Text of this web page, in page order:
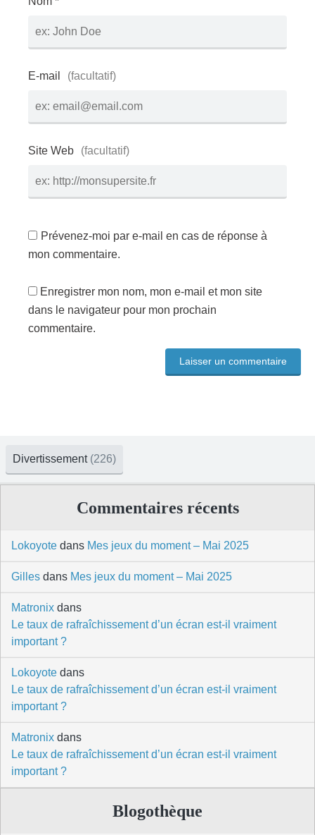
E-mail
Site Web
Enregistrer mon nom, mon e-mail et mon site
dans le navigateur pour mon prochain
commentaire.
Prévenez-moi par e-mail en cas de réponse à
mon commentaire.
Divertissement (226)
Commentaires récents
Lokoyote dans Mes jeux du moment – Mai 2025
Gilles dans Mes jeux du moment – Mai 2025
Matronix dans
Le taux de rafraîchissement d’un écran est-il vraiment
important ?
Lokoyote dans
Le taux de rafraîchissement d’un écran est-il vraiment
important ?
Matronix dans
Le taux de rafraîchissement d’un écran est-il vraiment
important ?
Blogothèque